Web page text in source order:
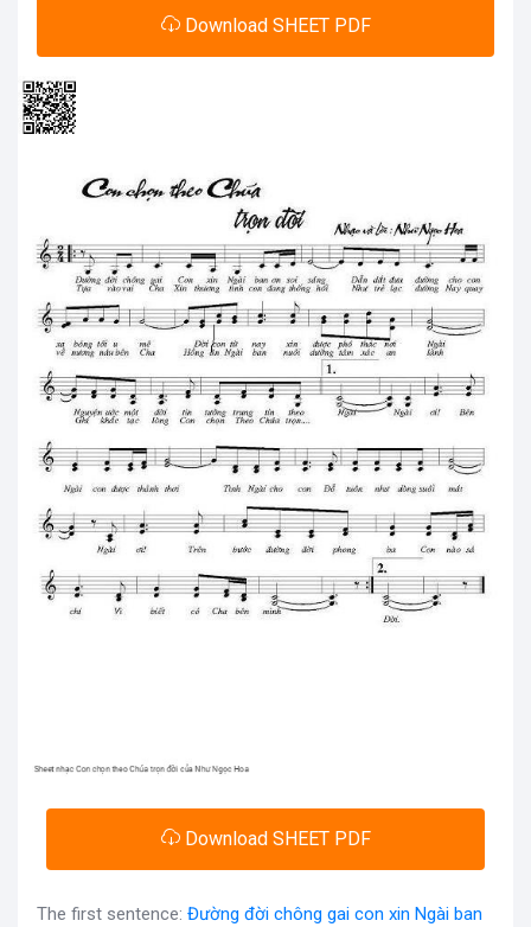
Download SHEET PDF
Download SHEET PDF
The first sentence: Đường đời chông gai con xin Ngài ban